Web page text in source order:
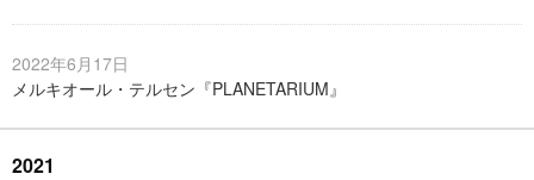
2022年6月17日
メルキオール・テルセン『PLANETARIUM』
2021